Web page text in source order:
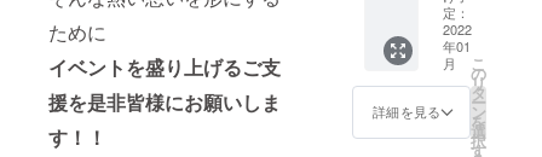
ために
イベントを盛り上げるご支
援を是非皆様にお願いしま
す！！
の種類
は変更
になる
可能性
があり
ます
※12月下
〈内
容〉ゆ
りり
特製マ
スク 2
枚 ※本
いた支
援金を
出演者
にイベ
ント出
演料と
してお
渡しし
定：
2022
年01
月
詳細を見る
こ
の
リ
タ
ー
ン
を
選
択
す